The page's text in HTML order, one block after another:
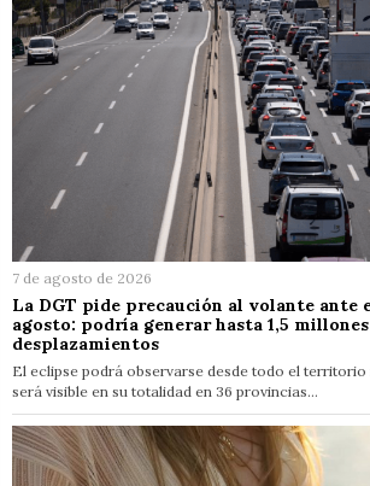
7 de agosto de 2026
La DGT pide precaución al volante ante
agosto: podría generar hasta 1,5
desplazamientos
El eclipse podrá observarse desde todo el
será visible en su totalidad en 36 provincias…